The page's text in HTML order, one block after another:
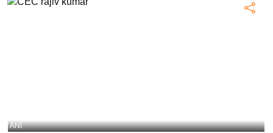
रा
य
ANI